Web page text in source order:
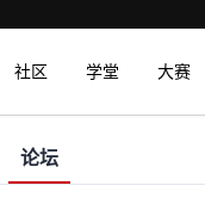
社区 学堂 大赛
论坛